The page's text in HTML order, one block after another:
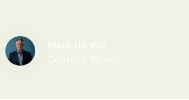
Mark de Wit
Content Writer